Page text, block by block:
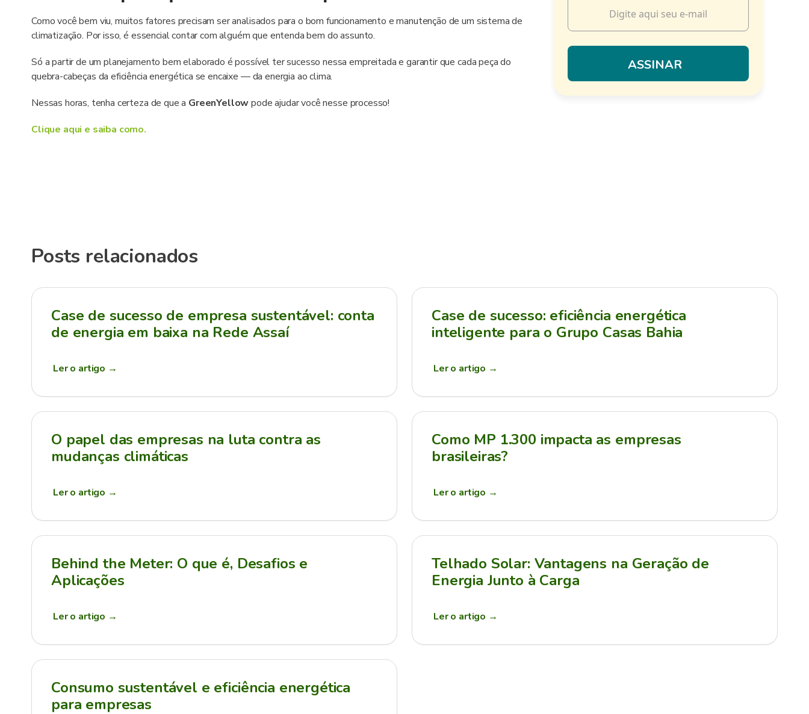
Como você bem viu, muitos fatores precisam ser analisados para o bom funcionamento e manutenção de um sistema de
climatização. Por isso, é essencial contar com alguém que entenda bem do assunto.
Só a partir de um planejamento bem elaborado é possível ter sucesso nessa empreitada e garantir que cada peça do
quebra-cabeças da eficiência energética se encaixe — da energia ao clima.
Nessas horas, tenha certeza de que a GreenYellowpode ajudar você nesse processo!
Clique aqui e saiba como.
Posts relacionados
Case de sucesso de empresa sustentável: conta
de energia em baixa na Rede Assaí
Ler o artigo →
Case de sucesso: eficiência energética
inteligente para o Grupo Casas Bahia
Ler o artigo →
O papel das empresas na luta contra as
mudanças climáticas
Ler o artigo →
Como MP 1.300 impacta as empresas
brasileiras?
Ler o artigo →
Behind the Meter: O que é, Desafios e
Aplicações
Ler o artigo →
Telhado Solar: Vantagens na Geração de
Energia Junto à Carga
Ler o artigo →
Consumo sustentável e eficiência energética
para empresas